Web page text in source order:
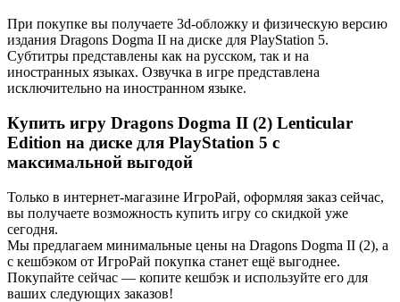
При покупке вы получаете 3d-обложку и физическую версию
издания Dragons Dogma II на диске для PlayStation 5.
Субтитры представлены как на русском, так и на
иностранных языках. Озвучка в игре представлена
исключительно на иностранном языке.
Купить игру Dragons Dogma II (2) Lenticular
Edition на диске для PlayStation 5 с
максимальной выгодой
Только в интернет-магазине ИгроРай, оформляя заказ сейчас,
вы получаете возможность купить игру со скидкой уже
сегодня.
Мы предлагаем минимальные цены на Dragons Dogma II (2), а
с кешбэком от ИгроРай покупка станет ещё выгоднее.
Покупайте сейчас — копите кешбэк и используйте его для
ваших следующих заказов!